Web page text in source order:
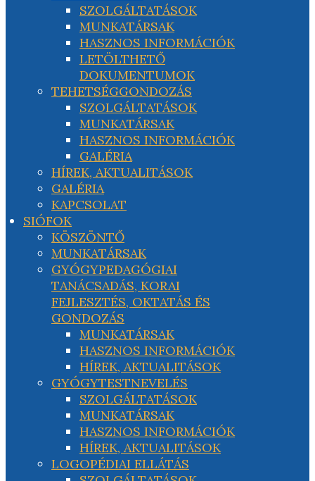
SZOLGÁLTATÁSOK
MUNKATÁRSAK
HASZNOS INFORMÁCIÓK
LETÖLTHETŐ
DOKUMENTUMOK
TEHETSÉGGONDOZÁS
SZOLGÁLTATÁSOK
MUNKATÁRSAK
HASZNOS INFORMÁCIÓK
GALÉRIA
HÍREK, AKTUALITÁSOK
GALÉRIA
KAPCSOLAT
SIÓFOK
KÖSZÖNTŐ
MUNKATÁRSAK
GYÓGYPEDAGÓGIAI
TANÁCSADÁS, KORAI
FEJLESZTÉS, OKTATÁS ÉS
GONDOZÁS
MUNKATÁRSAK
HASZNOS INFORMÁCIÓK
HÍREK, AKTUALITÁSOK
GYÓGYTESTNEVELÉS
SZOLGÁLTATÁSOK
MUNKATÁRSAK
HASZNOS INFORMÁCIÓK
HÍREK, AKTUALITÁSOK
LOGOPÉDIAI ELLÁTÁS